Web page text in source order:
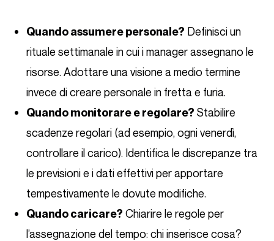
Quando assumere personale? Definisci un
rituale settimanale in cui i manager assegnano le
risorse. Adottare una visione a medio termine
invece di creare personale in fretta e furia.
Quando monitorare e regolare? Stabilire
scadenze regolari (ad esempio, ogni venerdì,
controllare il carico). Identifica le discrepanze tra
le previsioni e i dati effettivi per apportare
tempestivamente le dovute modifiche.
Quando caricare? Chiarire le regole per
l’assegnazione del tempo: chi inserisce cosa?